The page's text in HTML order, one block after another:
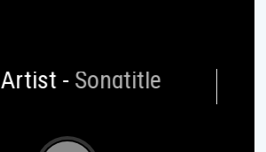
Songtitle